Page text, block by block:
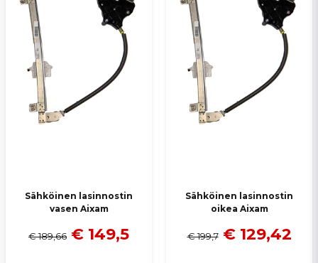
Sähköinen lasinnostin
vasen Aixam
€ 189,66 € 149,5
Sähköinen lasinnostin
oikea Aixam
€ 199,7 € 129,42
Lähetä kysymys